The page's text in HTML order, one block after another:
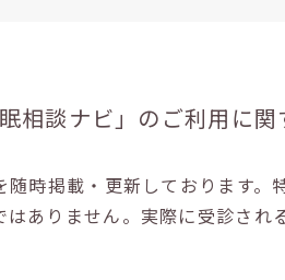
眠相談ナビ」の ご利用に
時掲載・更新しております
ありません。実際に受診さ